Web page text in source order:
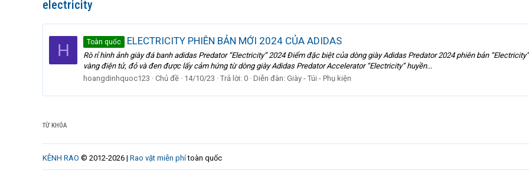
electricity
H Toàn quốc ELECTRICITY PHIÊN BẢN MỚI 2024 CỦA ADIDAS
Rò rỉ hình ảnh giày đá banh adidas Predator “Electricity” 2024 Điểm đặc biệt của dòng giày Adidas Predator 2024 phiên bản
vàng điện tử, đỏ và đen được lấy cảm hứng từ dòng giày Adidas Predator Accelerator “Electricity” huyền...
hoangdinhquoc123
Chủ đề 14/10/23 Trả lời: 0 Diễn đàn: Giày - Túi - Phụ kiện
TỪ KHÓA
KÊNH RAO © 2012-2026 | Rao vặt miễn phítoàn quốc